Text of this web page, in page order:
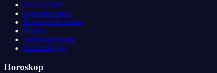
Natalna karta
Uporedna karta
Kompozit horoskop
Tranziti
Solarni horoskop
Numerologija
Horoskop